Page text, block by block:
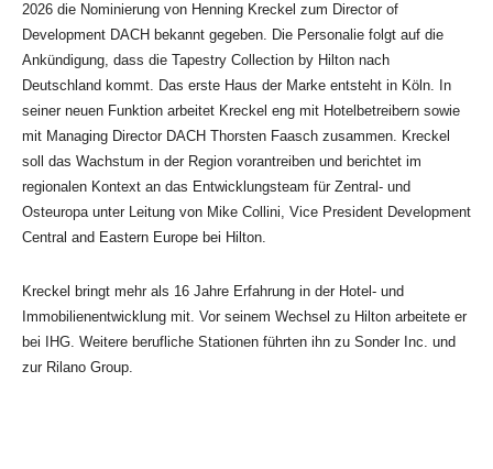
2026 die Nominierung von Henning Kreckel zum Director of
Development DACH bekannt gegeben. Die Personalie folgt auf die
Ankündigung, dass die Tapestry Collection by Hilton nach
Deutschland kommt. Das erste Haus der Marke entsteht in Köln. In
seiner neuen Funktion arbeitet Kreckel eng mit Hotelbetreibern sowie
mit Managing Director DACH Thorsten Faasch zusammen. Kreckel
soll das Wachstum in der Region vorantreiben und berichtet im
regionalen Kontext an das Entwicklungsteam für Zentral- und
Osteuropa unter Leitung von Mike Collini, Vice President Development
Central and Eastern Europe bei Hilton.
Kreckel bringt mehr als 16 Jahre Erfahrung in der Hotel- und
Immobilienentwicklung mit. Vor seinem Wechsel zu Hilton arbeitete er
bei IHG. Weitere berufliche Stationen führten ihn zu Sonder Inc. und
zur Rilano Group.